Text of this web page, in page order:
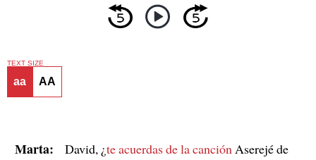
TEXT SIZE
aa AA
Marta: David, ¿te acuerdas dela canción Aserejé de